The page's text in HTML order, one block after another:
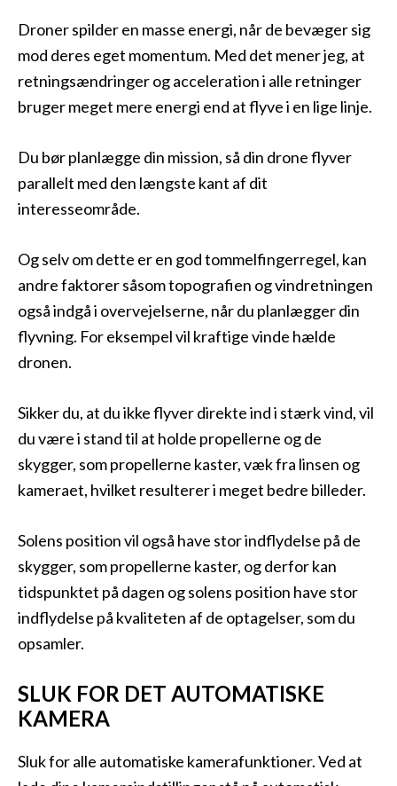
Droner spilder en masse energi, når de bevæger sig
mod deres eget momentum. Med det mener jeg, at
retningsændringer og acceleration i alle retninger
bruger meget mere energi end at flyve i en lige linje.
Du bør planlægge din mission, så din drone flyver
parallelt med den længste kant af dit
interesseområde.
Og selv om dette er en god tommelfingerregel, kan
andre faktorer såsom topografien og vindretningen
også indgå i overvejelserne, når du planlægger din
flyvning. For eksempel vil kraftige vinde hælde
dronen.
Sikker du, at du ikke flyver direkte ind i stærk vind, vil
du være i stand til at holde propellerne og de
skygger, som propellerne kaster, væk fra linsen og
kameraet, hvilket resulterer i meget bedre billeder.
Solens position vil også have stor indflydelse på de
skygger, som propellerne kaster, og derfor kan
tidspunktet på dagen og solens position have stor
indflydelse på kvaliteten af de optagelser, som du
opsamler.
SLUK FOR DET AUTOMATISKE
KAMERA
Sluk for alle automatiske kamerafunktioner. Ved at